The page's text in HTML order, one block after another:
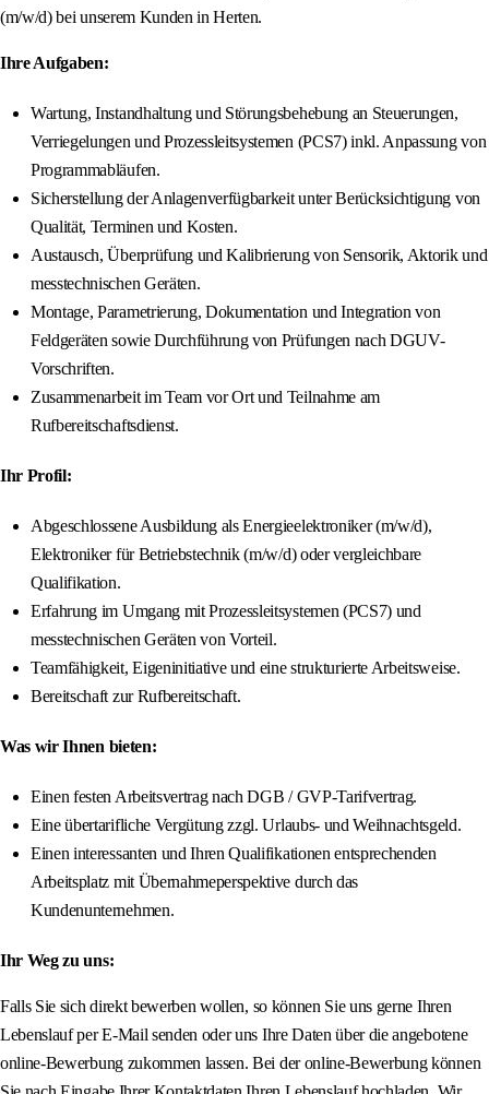
(m/w/d) bei unserem Kunden in Herten.
Ihre Aufgaben:
Wartung, Instandhaltung und Störungsbehebung an Steuerungen,
Verriegelungen und Prozessleitsystemen (PCS7) inkl. Anpassung von
Programmabläufen.
Sicherstellung der Anlagenverfügbarkeit unter Berücksichtigung von
Qualität, Terminen und Kosten.
Austausch, Überprüfung und Kalibrierung von Sensorik, Aktorik und
messtechnischen Geräten.
Montage, Parametrierung, Dokumentation und Integration von
Feldgeräten sowie Durchführung von Prüfungen nach DGUV-
Vorschriften.
Zusammenarbeit im Team vor Ort und Teilnahme am
Rufbereitschaftsdienst.
Ihr Profil:
Abgeschlossene Ausbildung als Energieelektroniker (m/w/d),
Elektroniker für Betriebstechnik (m/w/d) oder vergleichbare
Qualifikation.
Erfahrung im Umgang mit Prozessleitsystemen (PCS7) und
messtechnischen Geräten von Vorteil.
Teamfähigkeit, Eigeninitiative und eine strukturierte Arbeitsweise.
Bereitschaft zur Rufbereitschaft.
Was wir Ihnen bieten:
Einen festen Arbeitsvertrag nach DGB / GVP-Tarifvertrag.
Eine übertarifliche Vergütung zzgl. Urlaubs- und Weihnachtsgeld.
Einen interessanten und Ihren Qualifikationen entsprechenden
Arbeitsplatz mit Übernahmeperspektive durch das
Kundenunternehmen.
Ihr Weg zu uns:
Falls Sie sich direkt bewerben wollen, so können Sie uns gerne Ihren
Lebenslauf per E-Mail senden oder uns Ihre Daten über die angebotene
online-Bewerbung zukommen lassen. Bei der online-Bewerbung können